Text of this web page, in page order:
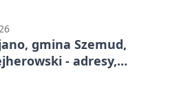
gmina Szemud,
- adresy,